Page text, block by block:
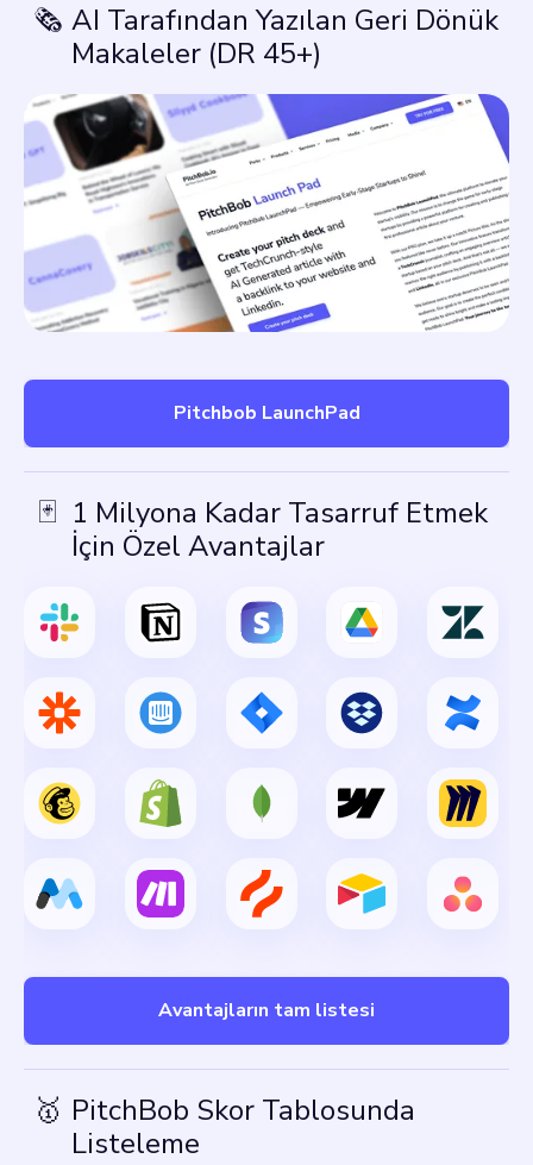
🗞️ AI Tarafından Yazılan Geri Dönük
Makaleler (DR 45+)
Pitchbob LaunchPad
🃏 1 Milyona Kadar Tasarruf Etmek
İçin Özel Avantajlar
Avantajların tam listesi
🥇 PitchBob Skor Tablosunda
Listeleme